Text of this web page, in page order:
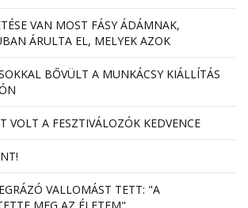
VAN MOST FÁSY ÁDÁMNAK,
ÁRULTA EL, MELYEK AZOK
BŐVÜLT A MUNKÁCSY KIÁLLÍTÁS
VOLT A FESZTIVÁLOZÓK KEDVENCE
VALLOMÁST TETT: "A
MEG AZ ÉLETEM"